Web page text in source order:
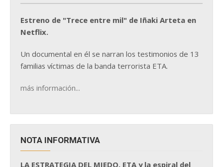
Estreno de "Trece entre mil" de Iñaki Arteta en
Netflix.
Un documental en él se narran los testimonios de 13
familias víctimas de la banda terrorista ETA.
más información...
NOTA INFORMATIVA
LA ESTRATEGIA DEL MIEDO. ETA y la espiral del